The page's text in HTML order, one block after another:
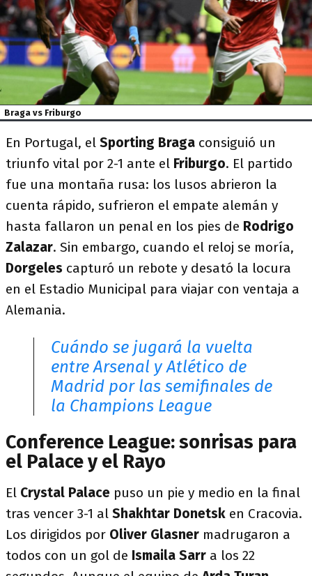
Braga vs Friburgo
En Portugal, el Sporting Braga consiguió un
triunfo vital por 2-1 ante el Friburgo. El partido
fue una montaña rusa: los lusos abrieron la
cuenta rápido, sufrieron el empate alemán y
hasta fallaron un penal en los pies de Rodrigo
Zalazar. Sin embargo, cuando el reloj se moría,
Dorgeles capturó un rebote y desató la locura
en el Estadio Municipal para viajar con ventaja a
Alemania.
Cuándo se jugará la vuelta
entre Arsenal y Atlético de
Madrid por las semifinales de
la Champions League
Conference League: sonrisas para
el Palace y el Rayo
El Crystal Palace puso un pie y medio en la final
tras vencer 3-1 al Shakhtar Donetsk en Cracovia.
Los dirigidos por Oliver Glasner madrugaron a
todos con un gol de Ismaila Sarr a los 22